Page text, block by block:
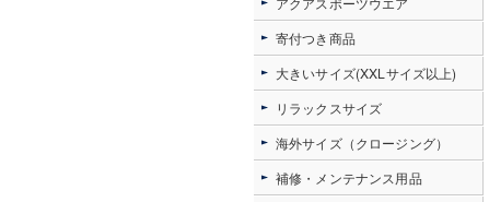
寄付つき商品
大きいサイズ(XXLサイズ以上)
リラックスサイズ
海外サイズ（クロージング）
補修・メンテナンス用品